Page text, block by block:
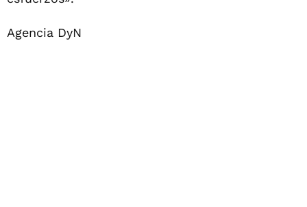
Agencia DyN